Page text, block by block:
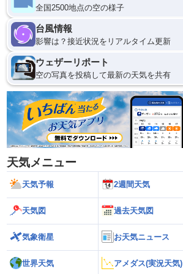
12
全国2500地点の空の様子
台風情報
影響は？接近状況をリアルタイム更新
ウェザーリポート
空の写真を投稿して最新の天気を共有
天気メニュー
天気予報 2週間天気
天気図 過去天気図
気象衛星 お天気ニュース
世界天気 アメダス(実況天気)